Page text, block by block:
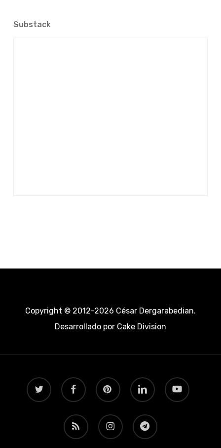
Substack
Copyright © 2012-2026 César Dergarabedian.
Desarrollado porCake Division
twitter facebook pinterest linkedin youtube
RSS instagram telegram